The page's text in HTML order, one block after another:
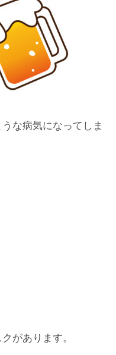
な病気になってしま
があります。